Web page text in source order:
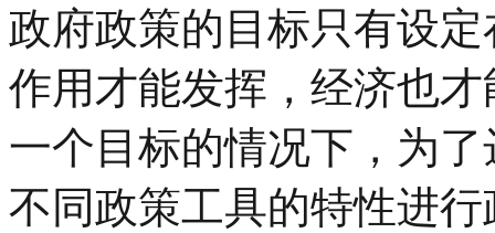
政府政策的目标只有设
作用才能发挥，经济也
一个目标的情况下，为
不同政策工具的特性进